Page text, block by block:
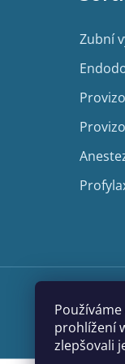
prohlížení
zlepšovali
Zubní